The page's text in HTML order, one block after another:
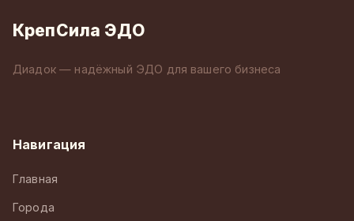
КрепСила ЭДО
Диадок — надёжный ЭДО для вашего бизнеса
Навигация
Главная
Города